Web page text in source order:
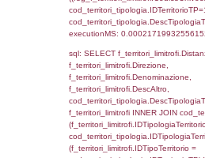
executionMS:
sql: SELECT